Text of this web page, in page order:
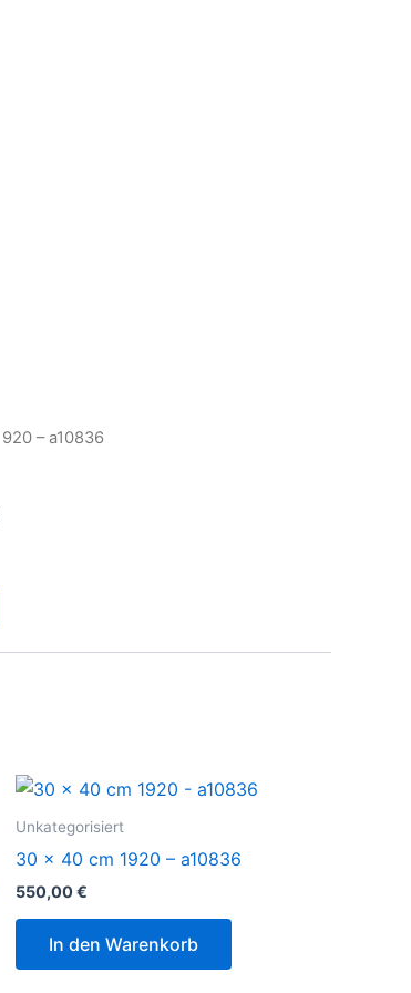
– a10836
Unkategorisiert
30 x 40 cm 1920 – a10836
550,00€
In den Warenkorb